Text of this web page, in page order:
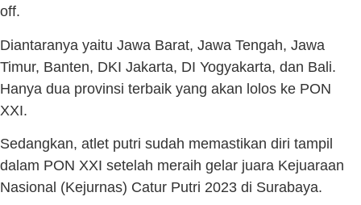
off.
Diantaranya yaitu Jawa Barat, Jawa Tengah, Jawa
Timur, Banten, DKI Jakarta, DI Yogyakarta, dan Bali.
Hanya dua provinsi terbaik yang akan lolos ke PON
XXI.
Sedangkan, atlet putri sudah memastikan diri tampil
dalam PON XXI setelah meraih gelar juara Kejuaraan
Nasional (Kejurnas) Catur Putri 2023 di Surabaya.